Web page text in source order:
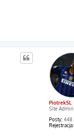
PiotrekSL
Site Admin
Posty: 448
Rejestracja: